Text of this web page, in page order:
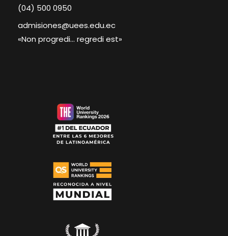
(04) 500 0950
admisiones@uees.edu.ec
«Non progredi… regredi est»